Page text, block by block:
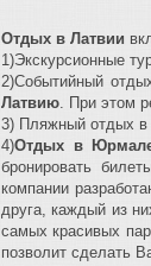
Отдых в Латвии
1)Экскурсионные
2)Событийный
Латвию. При этом
3) Пляжный отдых в
4)Отдых в
бронировать
компании
друга, каждый из
самых красивых
позволит сделать